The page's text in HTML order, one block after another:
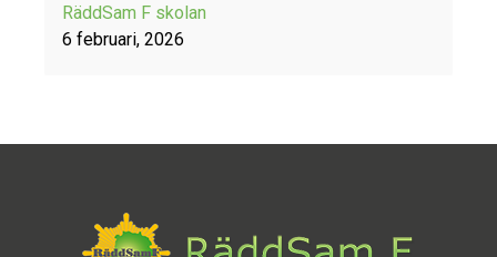
RäddSam F skolan
6 februari, 2026